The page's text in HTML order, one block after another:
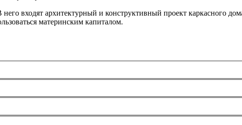
входят архитектурный и конструктивный проект каркасного
материнским капиталом.